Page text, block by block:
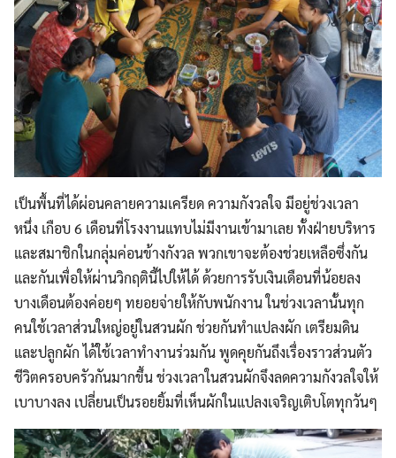
Search
for:
Search
เป็นพื้นที่ได้ผ่อนคลายความเครียด ความกังวลใจ มีอยู่ช่วงเวลา
หนึ่ง เกือบ 6 เดือนที่โรงงานแทบไม่มีงานเข้ามาเลย ทั้งฝ่ายบริหาร
และสมาชิกในกลุ่มค่อนข้างกังวล พวกเขาจะต้องช่วยเหลือซึ่งกัน
และกันเพื่อให้ผ่านวิกฤตินี้ไปให้ได้ ด้วยการรับเงินเดือนที่น้อยลง
บางเดือนต้องค่อยๆ ทยอยจ่ายให้กับพนักงาน ในช่วงเวลานั้นทุก
คนใช้เวลาส่วนใหญ่อยู่ในสวนผัก ช่วยกันทำแปลงผัก เตรียมดิน
และปลูกผัก ได้ใช้เวลาทำงานร่วมกัน พูดคุยกันถึงเรื่องราวส่วนตัว
ชีวิตครอบครัวกันมากขึ้น ช่วงเวลาในสวนผักจึงลดความกังวลใจให้
เบาบางลง เปลี่ยนเป็นรอยยิ้มที่เห็นผักในแปลงเจริญเติบโตทุกวันๆ